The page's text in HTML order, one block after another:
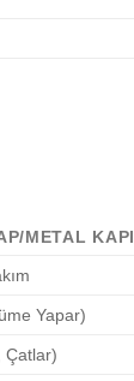
METAL KAPI
Yapar)
Çatlar)